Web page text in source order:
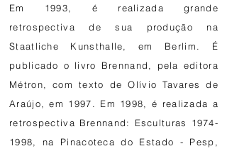
Em 1993, é realizada grande
retrospectiva de sua produção na
Staatliche Kunsthalle, em Berlim. É
publicado o livro Brennand, pela editora
Métron, com texto de Olívio Tavares de
Araújo, em 1997. Em 1998, é realizada a
retrospectiva Brennand: Esculturas 1974-
1998, na Pinacoteca do Estado - Pesp,